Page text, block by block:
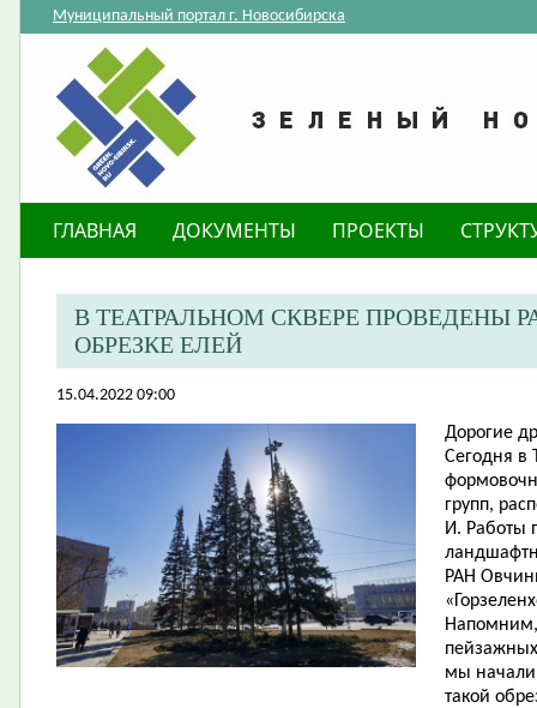
Муниципальный портал г. Новосибирска
ГЛАВНАЯ ДОКУМЕНТЫ ПРОЕКТЫ
В ТЕАТРАЛЬНОМ СКВЕРЕ ПРОВЕДЕНЫ
ОБРЕЗКЕ ЕЛЕЙ
15.04.2022 09:00
​Дорогие
Сегодня в
групп,
И. Работы
РАН
пейзажных
мы начали
такой